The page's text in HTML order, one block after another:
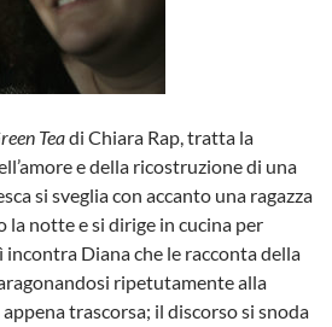
Teadi Chiara Rap, tratta la
e della ricostruzione di una
si sveglia con accanto una ragazza
la notte e si dirige in cucina per
incontra Diana che le racconta della
ripetutamente alla
trascorsa; il discorso si snoda